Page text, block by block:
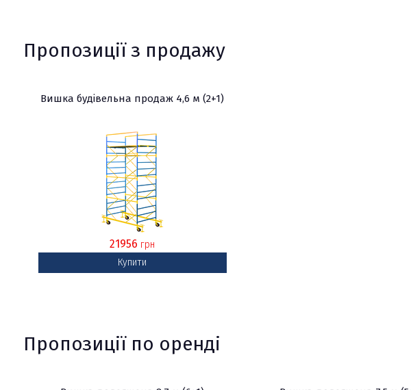
Пропозиції з продажу
Вишка будівельна продаж 4,6 м (2+1)
21956 грн
Купити
Пропозиції по оренді